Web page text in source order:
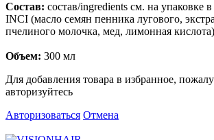
Состав: состав/ingredients см. на упаковке в
INCI (масло семян пенника лугового,
пчелиного молочка, мед, лимонная
Объем: 300 мл
Для добавления товара в избранное,
авторизуйтесь
Авторизоваться Отмена